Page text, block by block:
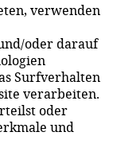
verwenden
oder darauf
Surfverhalten
verarbeiten.
oder
und